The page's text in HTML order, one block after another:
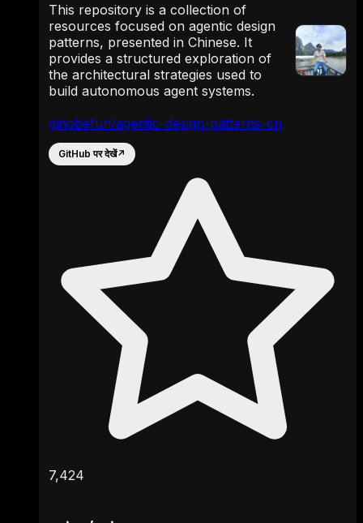
ginobefun/agentic-design-patterns-cn
This repository is a collection of
resources focused on agentic design
patterns, presented in Chinese. It
provides a structured exploration of
the architectural strategies used to
build autonomous agent systems.
GitHub पर देखें↗
7,424